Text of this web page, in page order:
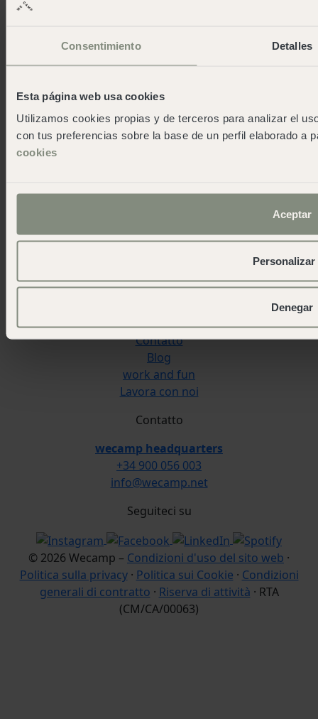
Consentimiento Detalles
Esta página web usa cookies
Utilizamos cookies propias y de terceros para analizar el
con tus preferencias sobre la base de un perfil elaborado a
cookies
Aceptar
Personalizar
Denegar
Cadaqués
Pireneos
Cudillero
Cádiz
Reserva Alecrim
Informazioni su wecamp
Eventis
Scarica la nostra app
Contatto
Blog
work and fun
Lavora con noi
Contatto
wecamp headquarters
+34 900 056 003
info@wecamp.net
Seguiteci su
© 2026 Wecamp – Condizioni d'uso del sito web ·
Politica sulla privacy· Politica sui Cookie · Condizioni
generali di contratto · Riserva di attività · RTA
(CM/CA/00063)